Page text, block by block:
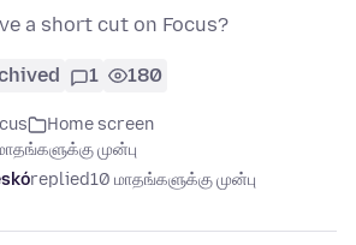
a short cut on Focus?
1 180
Home screen
முன்பு
replied10 மாதங்களுக்கு முன்பு